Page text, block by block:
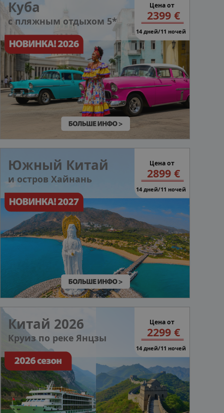
Куба
с пляжным отдыхом 5*
Цена от
2399 €
14 дней/11 ночей
Южный Китай
и остров Хайнань
Цена от
2899 €
14 дней/11 ночей
Китай 2026
Круиз по реке Янцзы
Цена от
2299 €
14 дней/11 ночей